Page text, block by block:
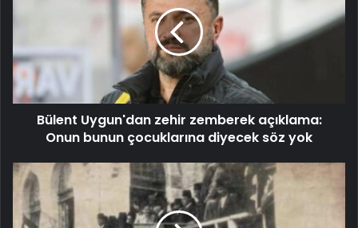
Bülent Uygun'dan zehir zemberek açıklama:
Onun bunun çocuklarına diyecek söz yok